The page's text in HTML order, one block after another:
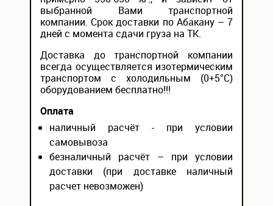
выбранной Вами транспортной
компании. Срок доставки по Абакану – 7
дней с момента сдачи груза на ТК.
Доставка до транспортной компании
всегда осуществляется изотермическим
транспортом с холодильным (0+5°С)
оборудованием бесплатно!!!
Оплата
наличный расчёт - при условии
самовывоза
безналичный расчёт – при условии
доставки (при доставке наличный
расчет невозможен)